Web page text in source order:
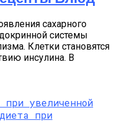
сахарного
системы
Клетки становятся
инсулина. В